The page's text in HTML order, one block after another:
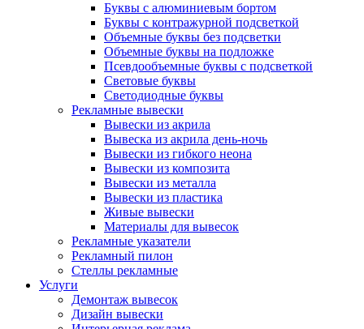
Буквы с алюминиевым бортом
Буквы с контражурной подсветкой
Объемные буквы без подсветки
Объемные буквы на подложке
Псевдообъемные буквы с подсветкой
Световые буквы
Светодиодные буквы
Рекламные вывески
Вывески из акрила
Вывеска из акрила день-ночь
Вывески из гибкого неона
Вывески из композита
Вывески из металла
Вывески из пластика
Живые вывески
Материалы для вывесок
Рекламные указатели
Рекламный пилон
Стеллы рекламные
Услуги
Демонтаж вывесок
Дизайн вывески